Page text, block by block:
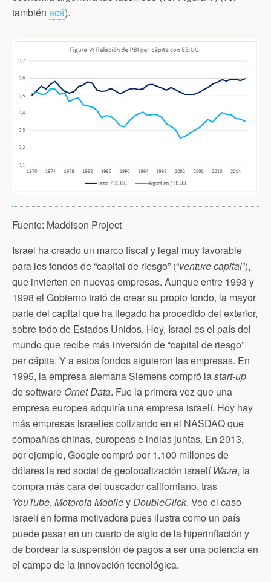
también acá).
Fuente: Maddison Project
Israel ha creado un marco fiscal y legal muy favorable
para los fondos de “capital de riesgo” (“venture capital”),
que invierten en nuevas empresas. Aunque entre 1993 y
1998 el Gobierno trató de crear su propio fondo, la mayor
parte del capital que ha llegado ha procedido del exterior,
sobre todo de Estados Unidos. Hoy, Israel es el país del
mundo que recibe más inversión de “capital de riesgo”
per cápita. Y a estos fondos siguieron las empresas. En
1995, la empresa alemana Siemens compró lastart-up
de software Ornet Data. Fue la primera vez que una
empresa europea adquiría una empresa israelí. Hoy hay
más empresas israelíes cotizando en el NASDAQ que
compañías chinas, europeas e indias juntas. En 2013,
por ejemplo, Google compró por 1.100 millones de
dólares la red social de geolocalización israelí Waze, la
compra más cara del buscador californiano, tras
YouTube, Motorola MobileyDoubleClick. Veo el caso
israelí en forma motivadora pues ilustra como un país
puede pasar en un cuarto de siglo de la hiperinflación y
de bordear la suspensión de pagos a ser una potencia en
el campo de la innovación tecnológica.